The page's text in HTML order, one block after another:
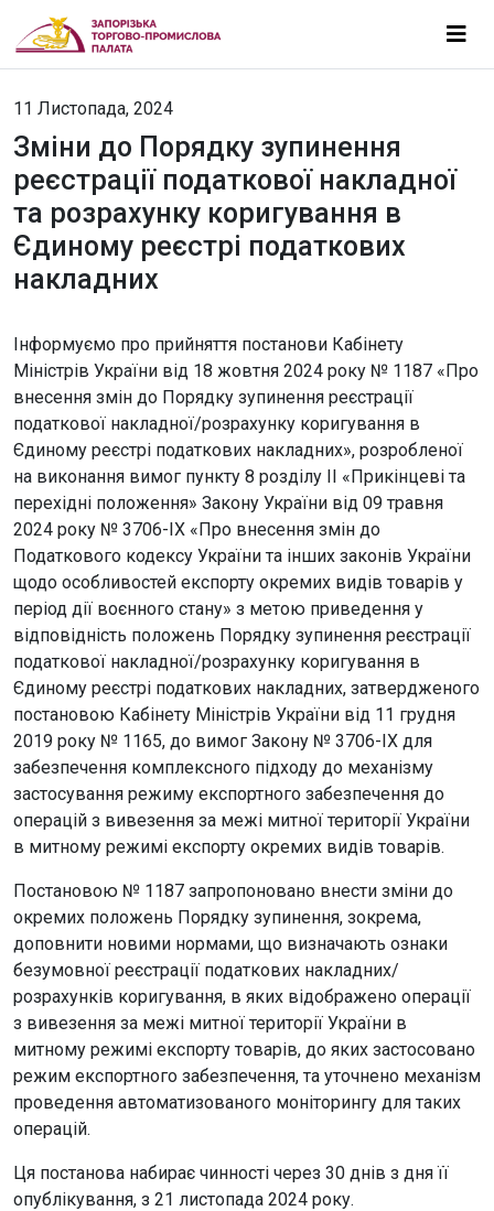
11 Листопада, 2024
Зміни до Порядку зупинення
реєстрації податкової накладної
та розрахунку коригування в
Єдиному реєстрі податкових
накладних
Інформуємо про прийняття постанови Кабінету
Міністрів України від 18 жовтня 2024 року № 1187 «Про
внесення змін до Порядку зупинення реєстрації
податкової накладної/розрахунку коригування в
Єдиному реєстрі податкових накладних», розробленої
на виконання вимог пункту 8 розділу ІІ «Прикінцеві та
перехідні положення» Закону України від 09 травня
2024 року № 3706-ІХ «Про внесення змін до
Податкового кодексу України та інших законів України
щодо особливостей експорту окремих видів товарів у
період дії воєнного стану» з метою приведення у
відповідність положень Порядку зупинення реєстрації
податкової накладної/розрахунку коригування в
Єдиному реєстрі податкових накладних, затвердженого
постановою Кабінету Міністрів України від 11 грудня
2019 року № 1165, до вимог Закону № 3706-ІХ для
забезпечення комплексного підходу до механізму
застосування режиму експортного забезпечення до
операцій з вивезення за межі митної території України
в митному режимі експорту окремих видів товарів.
Постановою № 1187 запропоновано внести зміни до
окремих положень Порядку зупинення, зокрема,
доповнити новими нормами, що визначають ознаки
безумовної реєстрації податкових накладних/
розрахунків коригування, в яких відображено операції
з вивезення за межі митної території України в
митному режимі експорту товарів, до яких застосовано
режим експортного забезпечення, та уточнено механізм
проведення автоматизованого моніторингу для таких
операцій.
Ця постанова набирає чинності через 30 днів з дня її
опублікування, з 21 листопада 2024 року.